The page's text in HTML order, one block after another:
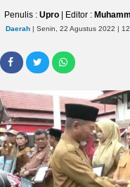
REGIONAL
NASIONAL
INTERNASIONAL
EKOBIS
POLITIK
PESONA
CAKRAWALA
PROPERTY
LIFESTYLE
Penulis : Upro | Editor :
Daerah | Senin, 22 Agustus 2022 |